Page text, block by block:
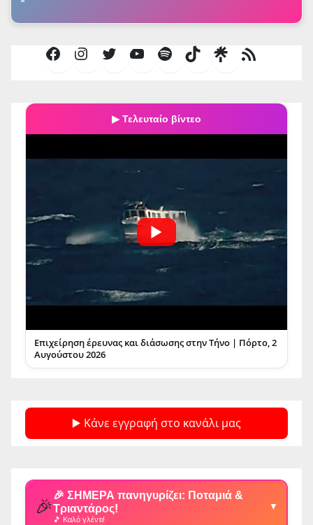
FacebookInstagramTwitterYouTubeSpotifyTikTok
Τροφοδοσία
▶ Τελευταίο βίντεο
Επιχείρηση έρευνας και διάσωσης στην Τήνο | Πόρτο, 2
Αυγούστου 2026
▶️ Κάνε εγγραφή στο κανάλι μας
🎉
🎉 ΣΗΜΕΡΑ πανηγυρίζει: Ποταμιά &
Τριαντάρος!
🎵 Καλό γλέντι!
▼